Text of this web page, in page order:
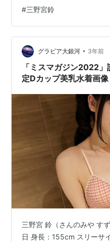
ＡＹデジタル写真集作者:
タル限定】三野宮鈴写真
週プレ PHOTO BOOK作
Amazon三野宮鈴 ミスマガ
２制服グラビ…
#三野宮鈴
グラビア大銀河 • 3年前
「ミスマガジン2022
定Dカップ美乳水着画像
三野宮 鈴（さんのみや す
日 身長：155cm スリーサ